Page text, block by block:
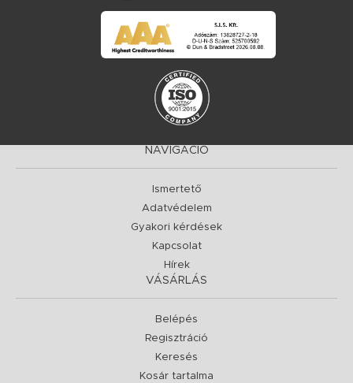
NAVIGÁCIÓ
Ismertető
Adatvédelem
Gyakori kérdések
Kapcsolat
Hírek
VÁSÁRLÁS
Belépés
Regisztráció
Keresés
Kosár tartalma